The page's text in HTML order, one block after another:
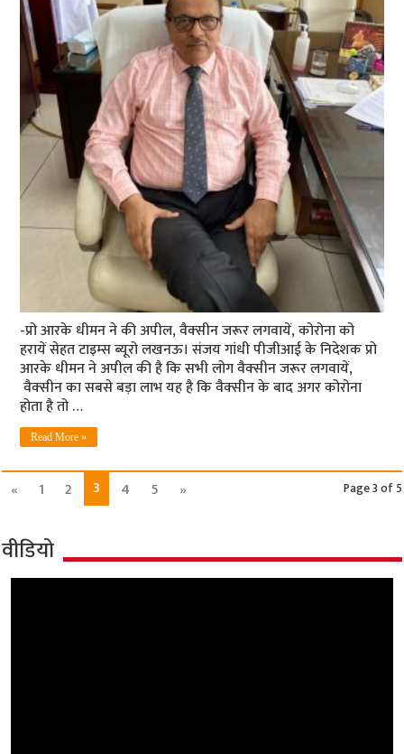
-प्रो आरके धीमन ने की अपील, वैक्‍सीन जरूर लगवायें, कोरोना को
हरायें सेहत टाइम्‍स ब्‍यूरो लखनऊ। संजय गांधी पीजीआई के निदेशक प्रो
आरके धीमन ने अपील की है कि सभी लोग वैक्‍सीन जरूर लगवायें,
वैक्‍सीन का सबसे बड़ा लाभ यह है कि वैक्‍सीन के बाद अगर कोरोना
होता है तो …
Read More »
Page 3 of 5
« 1 2 3 4 5 »
वीडियो